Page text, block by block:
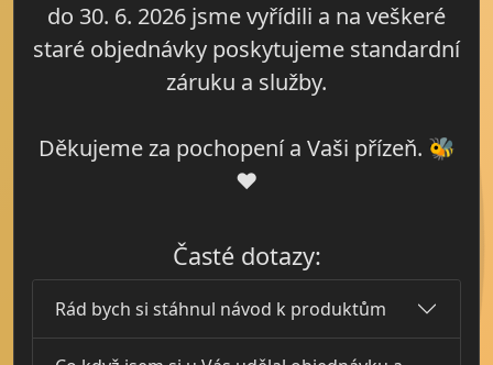
do 30. 6. 2026 jsme vyřídili a na veškeré
staré objednávky poskytujeme standardní
záruku a služby.
Děkujeme za pochopení a Vaši přízeň. 🐝
❤️
Časté dotazy:
Rád bych si stáhnul návod k produktům